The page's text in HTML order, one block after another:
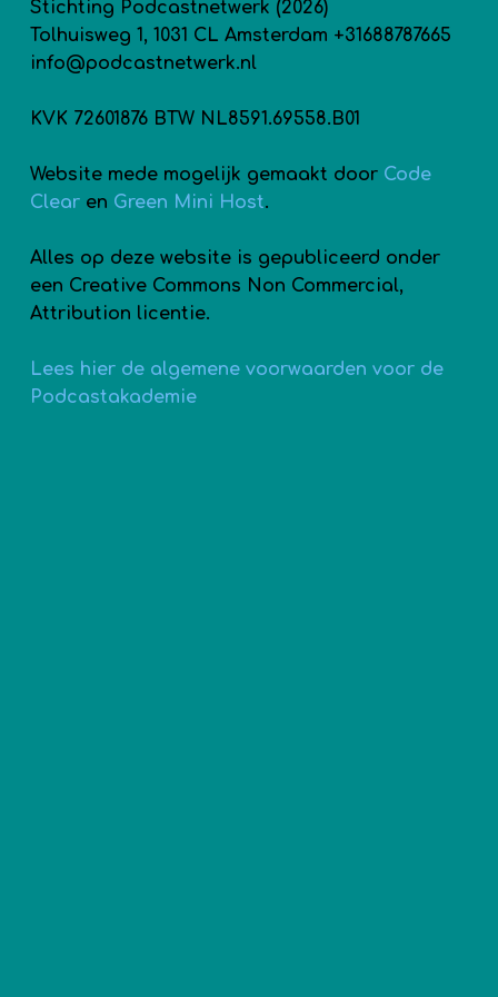
Stichting Podcastnetwerk (2026)
Tolhuisweg 1, 1031 CL Amsterdam +31688787665
info@podcastnetwerk.nl
KVK 72601876 BTW NL8591.69558.B01
Website mede mogelijk gemaakt door Code
Clearen Green Mini Host.
Alles op deze website is gepubliceerd onder
een Creative Commons Non Commercial,
Attribution licentie.
Lees hier de algemene voorwaarden voor de
Podcastakademie